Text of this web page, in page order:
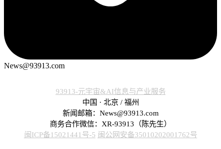
News@93913.com
93913-元宇宙&AI信息与产业服务
中国 · 北京 / 福州
新闻邮箱：News@93913.com
商务合作微信：XR-93913（陈先生）
闽ICP备15021441号-5 闽公网安备35010202001762号